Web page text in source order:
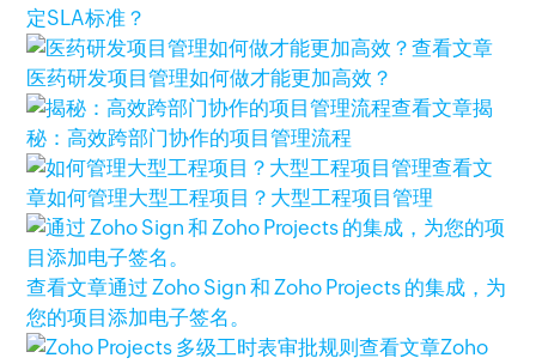
定SLA标准？
查看文章
医药研发项目管理如何做才能更加高效？
查看文章揭
秘：高效跨部门协作的项目管理流程
查看文
章如何管理大型工程项目？大型工程项目管理
查看文章通过 Zoho Sign 和 Zoho Projects 的集成，为
您的项目添加电子签名。
查看文章Zoho